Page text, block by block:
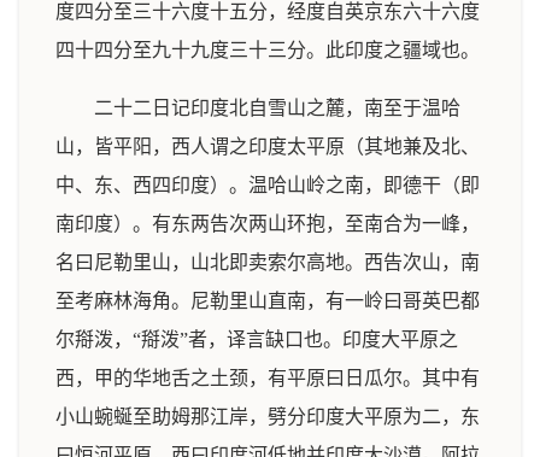
度四分至三十六度十五分，经度自英京东六十六度
四十四分至九十九度三十三分。此印度之疆域也。
二十二日记印度北自雪山之麓，南至于温哈
山，皆平阳，西人谓之印度太平原（其地兼及北、
中、东、西四印度）。温哈山岭之南，即德干（即
南印度）。有东两告次两山环抱，至南合为一峰，
名曰尼勒里山，山北即卖索尔高地。西告次山，南
至考麻林海角。尼勒里山直南，有一岭曰哥英巴都
尔搿泼，“搿泼”者，译言缺口也。印度大平原之
西，甲的华地舌之土颈，有平原曰日瓜尔。其中有
小山蜿蜒至助姆那江岸，劈分印度大平原为二，东